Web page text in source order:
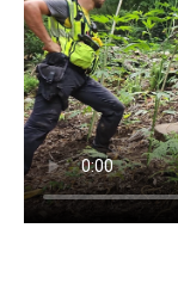
EDIZIONI
LOCALI
Catanzaro
Crotone